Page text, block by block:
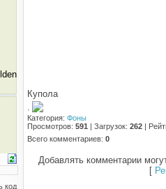
Купола
·
Категория: Фоны
Просмотров: 591 | Загрузок: 262 |
Всего комментариев: 0
Добавлять комментарии
[